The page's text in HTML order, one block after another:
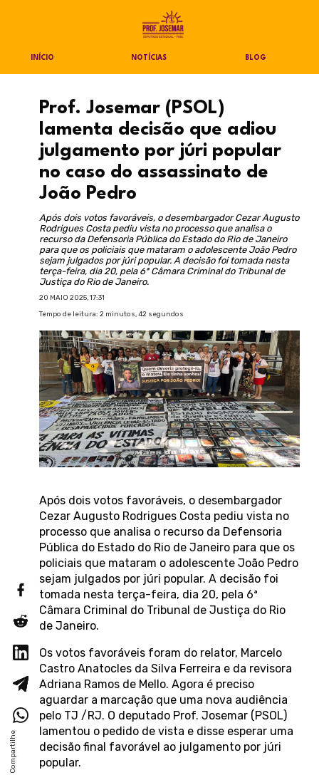
INÍCIO NOTÍCIAS BLOG
Prof. Josemar (PSOL)
lamenta decisão que adiou
julgamento por júri popular
no caso do assassinato de
João Pedro
Após dois votos favoráveis, o desembargador Cezar Augusto
Rodrigues Costa pediu vista no processo que analisa o
recurso da Defensoria Pública do Estado do Rio de Janeiro
para que os policiais que mataram o adolescente João Pedro
sejam julgados por júri popular. A decisão foi tomada nesta
terça-feira, dia 20, pela 6ª Câmara Criminal do Tribunal de
Justiça do Rio de Janeiro.
20 MAIO 2025, 17:31
Tempo de leitura: 2 minutos, 42 segundos
Após dois votos favoráveis, o desembargador
Cezar Augusto Rodrigues Costa pediu vista no
processo que analisa o recurso da Defensoria
Pública do Estado do Rio de Janeiro para que os
policiais que mataram o adolescente João Pedro
sejam julgados por júri popular. A decisão foi
tomada nesta terça-feira, dia 20, pela 6ª
Câmara Criminal do Tribunal de Justiça do Rio
de Janeiro.
Os votos favoráveis foram do relator, Marcelo
Castro Anatocles da Silva Ferreira e da revisora
Adriana Ramos de Mello. Agora é preciso
aguardar a marcação que uma nova audiência
pelo TJ /RJ. O deputado Prof. Josemar (PSOL)
lamentou o pedido de vista e disse esperar uma
decisão final favorável ao julgamento por júri
popular.